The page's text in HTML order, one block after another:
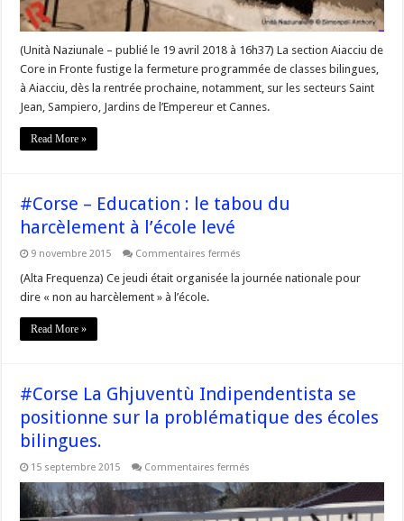
(Unità Naziunale – publié le 19 avril 2018 à 16h37) La section Aiacciu de
Core in Fronte fustige la fermeture programmée de classes bilingues,
à Aiacciu, dès la rentrée prochaine, notamment, sur les secteurs Saint
Jean, Sampiero, Jardins de l’Empereur et Cannes.
Read More »
#Corse – Education : le tabou du
harcèlement à l’école levé
9 novembre 2015 Commentaires fermés
–
Education
(Alta Frequenza) Ce jeudi était organisée la journée nationale pour
dire « non au harcèlement » à l’école.
Read More »
#Corse La Ghjuventù Indipendentista se
positionne sur la problématique des écoles
bilingues.
15 septembre 2015 Commentaires fermés
La
Ghjuventù
Indipendentista